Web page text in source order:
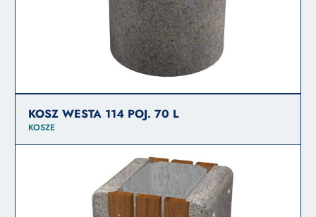
KOSZ WESTA 114 POJ. 70 L
KOSZE